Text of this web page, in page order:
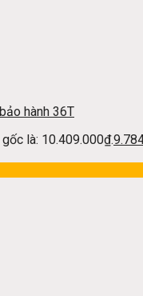
hành 36T
gốc là: 10.409.000₫.